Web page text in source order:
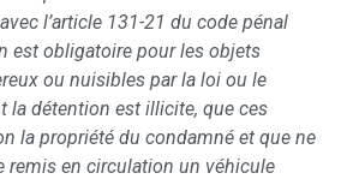
l’article 131-21 du code pénal
est obligatoire pour les objets
ou nuisibles par la loi ou le
la détention est illicite, que ces
la propriété du condamné et que ne
remis en circulation un véhicule